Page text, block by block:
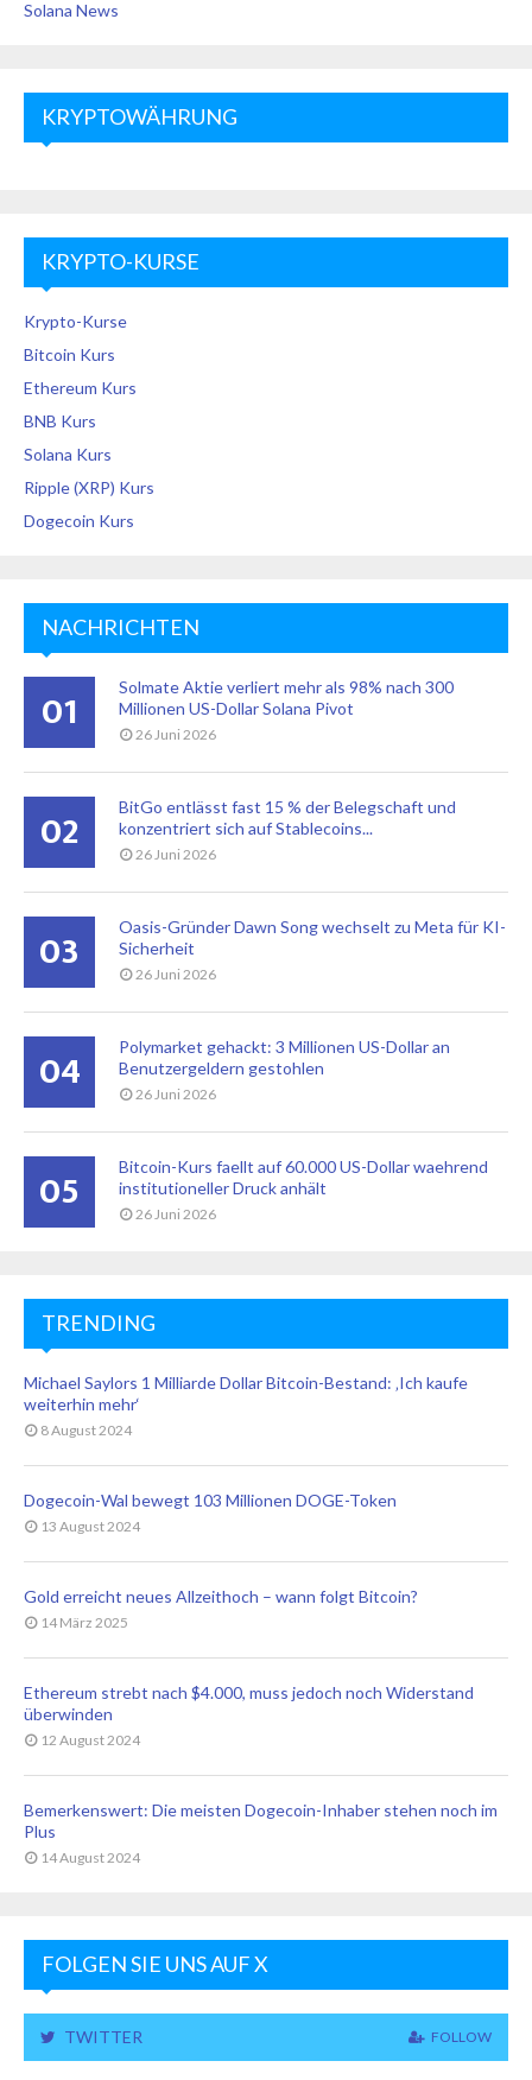
Solana News
KRYPTOWÄHRUNG
KRYPTO-KURSE
Krypto-Kurse
Bitcoin Kurs
Ethereum Kurs
BNB Kurs
Solana Kurs
Ripple (XRP) Kurs
Dogecoin Kurs
NACHRICHTEN
01
Solmate Aktie verliert mehr als 98% nach 300
Millionen US-Dollar Solana Pivot
26 Juni 2026
02
BitGo entlässt fast 15 % der Belegschaft und
konzentriert sich auf Stablecoins...
26 Juni 2026
03
Oasis-Gründer Dawn Song wechselt zu Meta für KI-
Sicherheit
26 Juni 2026
04
Polymarket gehackt: 3 Millionen US-Dollar an
Benutzergeldern gestohlen
26 Juni 2026
05
Bitcoin-Kurs faellt auf 60.000 US-Dollar waehrend
institutioneller Druck anhält
26 Juni 2026
TRENDING
Michael Saylors 1 Milliarde Dollar Bitcoin-Bestand: ‚Ich kaufe
weiterhin mehr‘
8 August 2024
Dogecoin-Wal bewegt 103 Millionen DOGE-Token
13 August 2024
Gold erreicht neues Allzeithoch – wann folgt Bitcoin?
14 März 2025
Ethereum strebt nach $4.000, muss jedoch noch Widerstand
überwinden
12 August 2024
Bemerkenswert: Die meisten Dogecoin-Inhaber stehen noch im
Plus
14 August 2024
FOLGEN SIE UNS AUF X
TWITTER FOLLOW